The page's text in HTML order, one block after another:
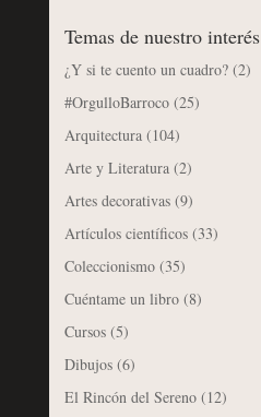
Temas de nuestro interés
¿Y si te cuento un cuadro?(2)
#OrgulloBarroco(25)
Arquitectura(104)
Arte y Literatura(2)
Artes decorativas(9)
Artículos científicos(33)
Coleccionismo(35)
Cuéntame un libro(8)
Cursos(5)
Dibujos(6)
El Rincón del Sereno(12)